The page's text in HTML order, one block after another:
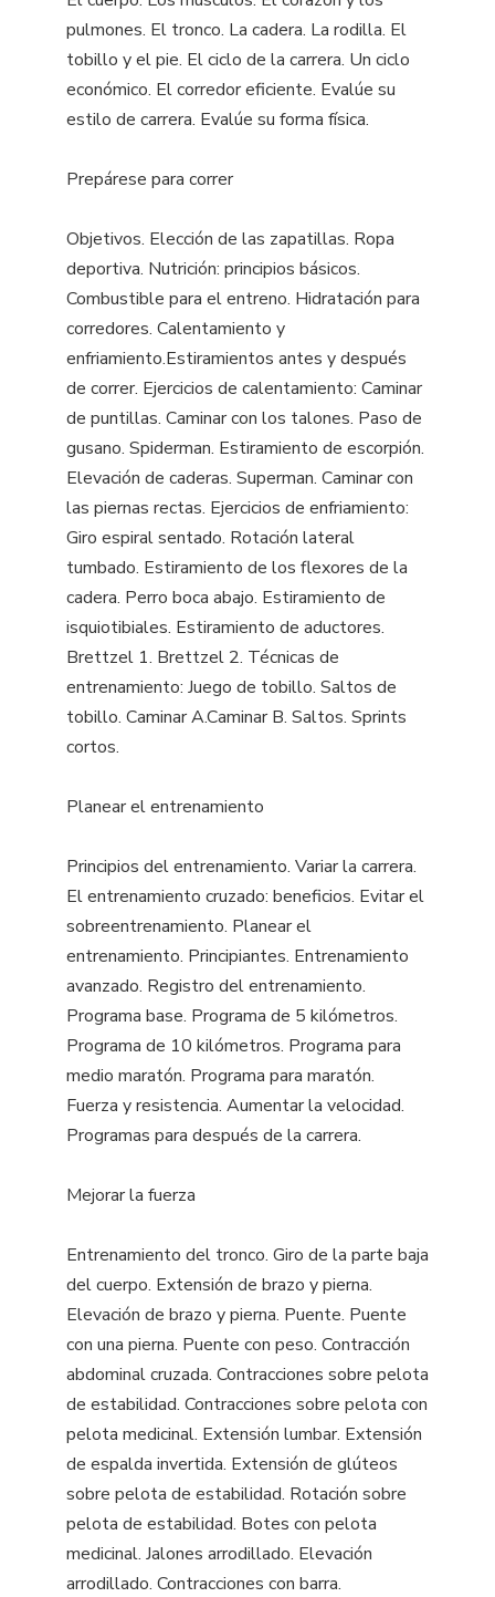
pulmones. El tronco. La cadera. La rodilla. El
tobillo y el pie. El ciclo de la carrera. Un ciclo
económico. El corredor eficiente. Evalúe su
estilo de carrera. Evalúe su forma física.
Prepárese para correr
Objetivos. Elección de las zapatillas. Ropa
deportiva. Nutrición: principios básicos.
Combustible para el entreno. Hidratación para
corredores. Calentamiento y
enfriamiento.Estiramientos antes y después
de correr. Ejercicios de calentamiento: Caminar
de puntillas. Caminar con los talones. Paso de
gusano. Spiderman. Estiramiento de escorpión.
Elevación de caderas. Superman. Caminar con
las piernas rectas. Ejercicios de enfriamiento:
Giro espiral sentado. Rotación lateral
tumbado. Estiramiento de los flexores de la
cadera. Perro boca abajo. Estiramiento de
isquiotibiales. Estiramiento de aductores.
Brettzel 1. Brettzel 2. Técnicas de
entrenamiento: Juego de tobillo. Saltos de
tobillo. Caminar A.Caminar B. Saltos. Sprints
cortos.
Planear el entrenamiento
Principios del entrenamiento. Variar la carrera.
El entrenamiento cruzado: beneficios. Evitar el
sobreentrenamiento. Planear el
entrenamiento. Principiantes. Entrenamiento
avanzado. Registro del entrenamiento.
Programa base. Programa de 5 kilómetros.
Programa de 10 kilómetros. Programa para
medio maratón. Programa para maratón.
Fuerza y resistencia. Aumentar la velocidad.
Programas para después de la carrera.
Mejorar la fuerza
Entrenamiento del tronco. Giro de la parte baja
del cuerpo. Extensión de brazo y pierna.
Elevación de brazo y pierna. Puente. Puente
con una pierna. Puente con peso. Contracción
abdominal cruzada. Contracciones sobre pelota
de estabilidad. Contracciones sobre pelota con
pelota medicinal. Extensión lumbar. Extensión
de espalda invertida. Extensión de glúteos
sobre pelota de estabilidad. Rotación sobre
pelota de estabilidad. Botes con pelota
medicinal. Jalones arrodillado. Elevación
arrodillado. Contracciones con barra.